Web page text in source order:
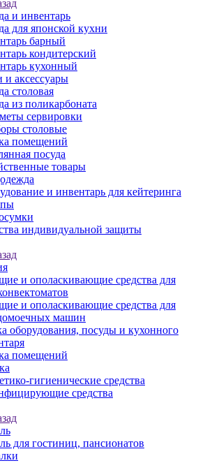
и инвентарь
для японской кухни
барный
кондитерский
кухонный
аксессуары
столовая
из поликарбоната
сервировки
столовые
помещений
посуда
товары
и инвентарь для кейтеринга
индивидуальной защиты
и ополаскивающие средства для
и ополаскивающие средства для
машин
оборудования, посуды и кухонного
помещений
гигиенические средства
средства
для гостиниц, пансионатов